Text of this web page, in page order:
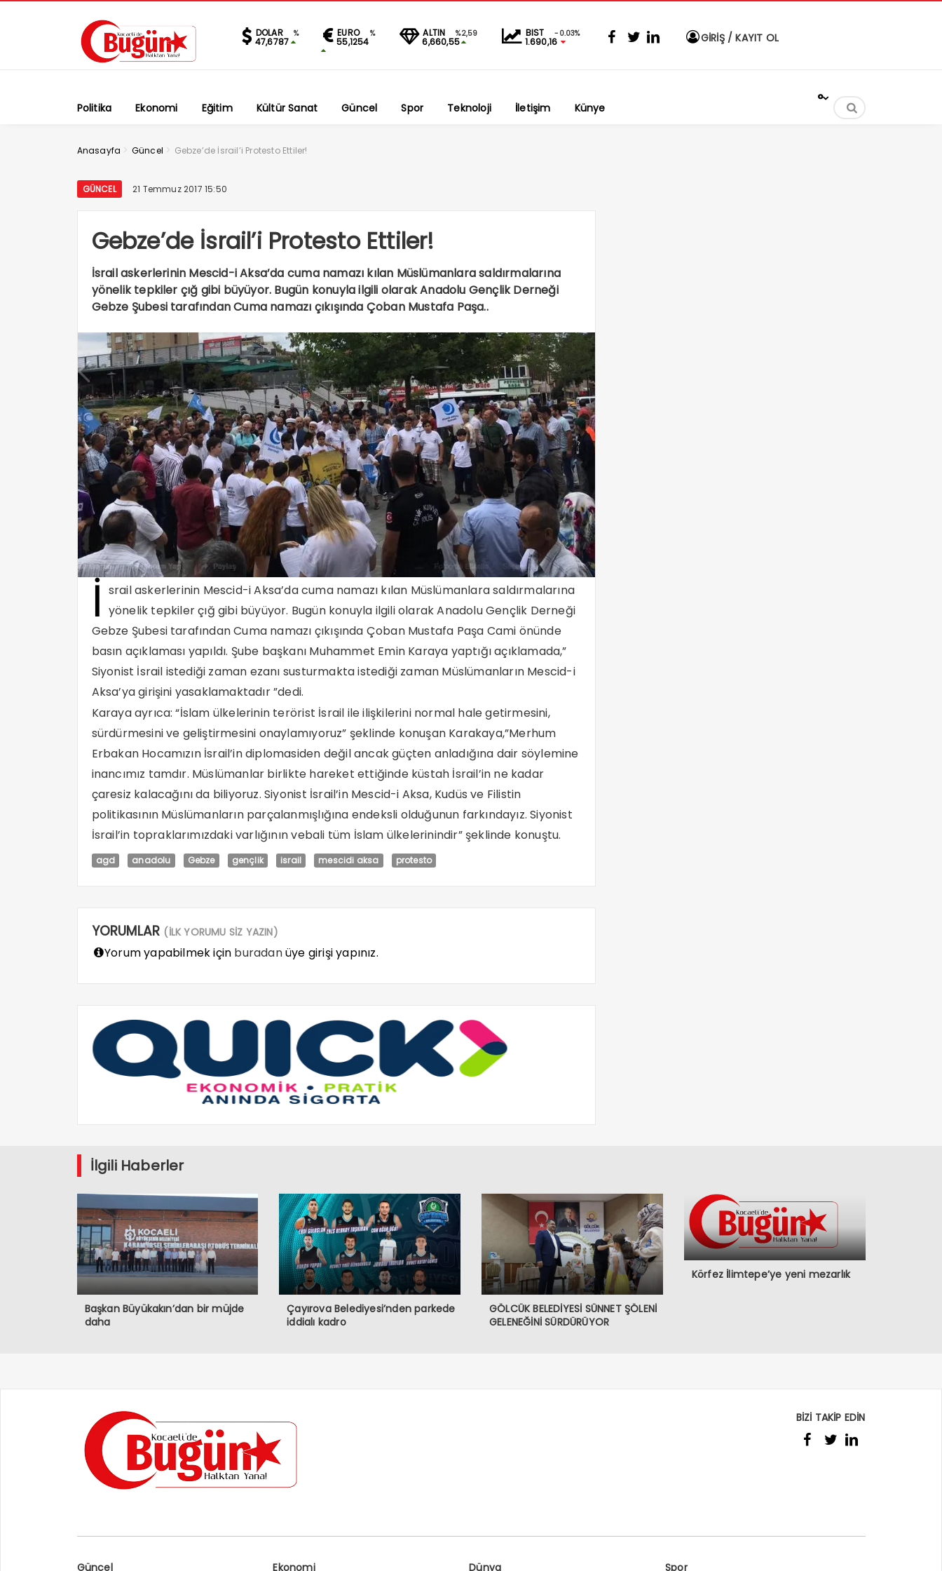
DOLAR %
47,6787
EURO %
55,1254
ALTIN %2,59
6,660,55
BIST -0.03%
1.690,16 GİRİŞ / KAYIT OL
Politika Ekonomi Eğitim Kültür Sanat Güncel Spor Teknoloji İletişim Künye
°
Anasayfa > Güncel > Gebze’de İsrail’i Protesto Ettiler!
GÜNCEL 21 Temmuz 2017 15:50
Gebze’de İsrail’i Protesto Ettiler!
İsrail askerlerinin Mescid-i Aksa’da cuma namazı kılan Müslümanlara saldırmalarına
yönelik tepkiler çığ gibi büyüyor. Bugün konuyla ilgili olarak Anadolu Gençlik Derneği
Gebze Şubesi tarafından Cuma namazı çıkışında Çoban Mustafa Paşa..
İ srail askerlerinin Mescid-i Aksa’da cuma namazı kılan Müslümanlara saldırmalarına
yönelik tepkiler çığ gibi büyüyor. Bugün konuyla ilgili olarak Anadolu Gençlik Derneği
Gebze Şubesi tarafından Cuma namazı çıkışında Çoban Mustafa Paşa Cami önünde
basın açıklaması yapıldı. Şube başkanı Muhammet Emin Karaya yaptığı açıklamada,”
Siyonist İsrail istediği zaman ezanı susturmakta istediği zaman Müslümanların Mescid-i
Aksa’ya girişini yasaklamaktadır ”dedi.
Karaya ayrıca: “İslam ülkelerinin terörist İsrail ile ilişkilerini normal hale getirmesini,
sürdürmesini ve geliştirmesini onaylamıyoruz” şeklinde konuşan Karakaya,”Merhum
Erbakan Hocamızın İsrail’in diplomasiden değil ancak güçten anladığına dair söylemine
inancımız tamdır. Müslümanlar birlikte hareket ettiğinde küstah İsrail’in ne kadar
çaresiz kalacağını da biliyoruz. Siyonist İsrail’in Mescid-i Aksa, Kudüs ve Filistin
politikasının Müslümanların parçalanmışlığına endeksli olduğunun farkındayız. Siyonist
İsrail’in topraklarımızdaki varlığının vebali tüm İslam ülkelerinindir” şeklinde konuştu.
agd anadolu Gebze gençlik israil mescidi aksa protesto
YORUMLAR (İLK YORUMU SİZ YAZIN)
Yorum yapabilmek için buradanüye girişi yapınız.
İlgili Haberler
Başkan Büyükakın’dan bir müjde
daha
Çayırova Belediyesi’nden parkede
iddialı kadro
GÖLCÜK BELEDİYESİ SÜNNET ŞÖLENİ
GELENEĞİNİ SÜRDÜRÜYOR
Körfez İlimtepe’ye yeni mezarlık
BİZİ TAKİP EDİN
Güncel Ekonomi Dünya Spor